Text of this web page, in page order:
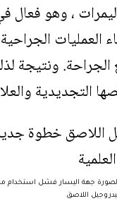
، وهو فعال
ونتيجة
التجديدية
الصورة جهة اليسار فشل استخدام
اللاصق